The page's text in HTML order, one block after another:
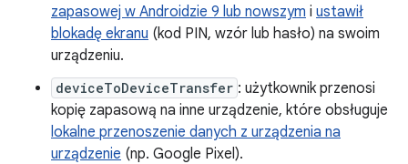
zapasowej w Androidzie 9 lub nowszym i ustawił
blokadę ekranu (kod PIN, wzór lub hasło) na swoim
urządzeniu.
deviceToDeviceTransfer : użytkownik przenosi
kopię zapasową na inne urządzenie, które obsługuje
lokalne przenoszenie danych z urządzenia na
urządzenie (np. Google Pixel).